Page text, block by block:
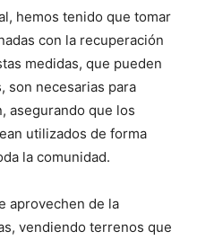
hemos tenido que tomar
con la recuperación
medidas, que pueden
son necesarias para
asegurando que los
utilizados de forma
la comunidad.
aprovechen de la
vendiendo terrenos que